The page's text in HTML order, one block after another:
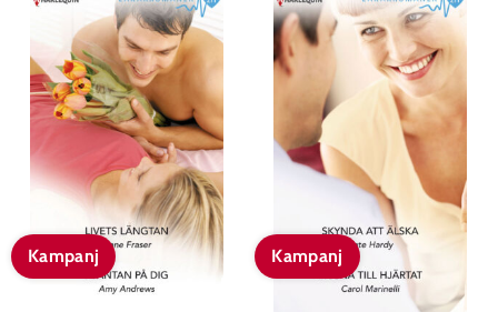
Kampanj Kampanj